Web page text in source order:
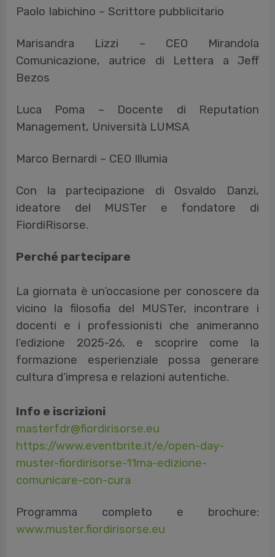
Paolo Iabichino – Scrittore pubblicitario
Marisandra Lizzi – CEO Mirandola
Comunicazione, autrice di Lettera a Jeff
Bezos
Luca Poma – Docente di Reputation
Management, Università LUMSA
Marco Bernardi – CEO Illumia
Con la partecipazione di Osvaldo Danzi,
ideatore del MUSTer e fondatore di
FiordiRisorse.
Perché partecipare
La giornata è un’occasione per conoscere da
vicino la filosofia del MUSTer, incontrare i
docenti e i professionisti che animeranno
l’edizione 2025-26, e scoprire come la
formazione esperienziale possa generare
cultura d’impresa e relazioni autentiche.
Info e iscrizioni
masterfdr@fiordirisorse.eu
https://www.eventbrite.it/e/open-day-
muster-fiordirisorse-11ma-edizione-
comunicare-con-cura
Programma completo e brochure:
www.muster.fiordirisorse.eu